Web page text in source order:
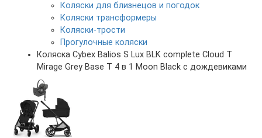
Коляски для близнецов и погодок
Коляски трансформеры
Коляски-трости
Прогулочные коляски
Коляска Cybex Balios S Lux BLK complete Cloud T
Mirage Grey Base T 4 в 1 Moon Black с дождевиками